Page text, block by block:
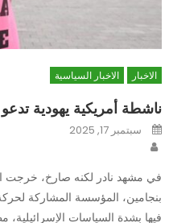
الاخبار الاخبار السياسية
ناشطة أمريكية يهودية
Posted
onسبتمبر 17, 2025
في مشهد نادر لكنه صارخ، خرجت
فيها بشدة السياسات الإسرائيلية،